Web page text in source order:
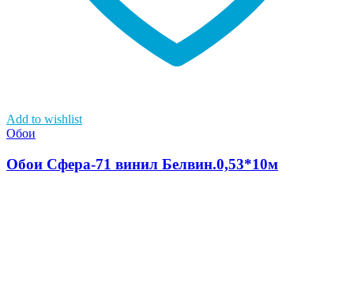
Add to wishlist
Обои
Обои Сфера-71 винил Белвин.0,53*10м